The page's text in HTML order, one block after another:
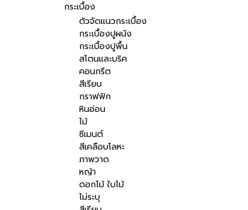
กระเบื้อง
ตัวจัดแนวกระเบื้อง
กระเบื้องปูผนัง
กระเบื้องปูพื้น
สโตนและบริค
คอนกรีต
สีเรียบ
กราฟฟิก
หินอ่อน
ไม้
ซีเมนต์
สีเคลือบโลหะ
ภาพวาด
หญ้า
ดอกไม้ ใบไม้
ไม่ระบุ